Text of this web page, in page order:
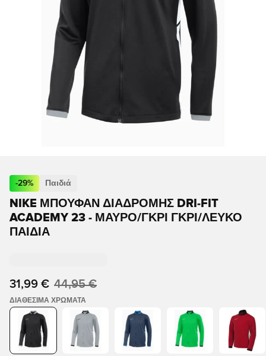
-29% Παιδιά
NIKE ΜΠΟΥΦΆΝ ΔΙΑΔΡΟΜΉΣ DRI-FIT
ACADEMY 23 - ΜΑΎΡΟ/ΓΚΡΙ ΓΚΡΙ/ΛΕΥΚΌ
ΠΑΙΔΙΆ
31,99 € 44,95 €
ΔΙΑΘΈΣΙΜΑ ΧΡΏΜΑΤΑ